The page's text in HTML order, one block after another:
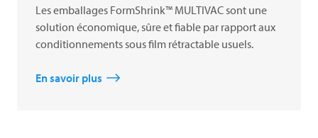
Les emballages FormShrink™ MULTIVAC sont une
solution économique, sûre et fiable par rapport aux
conditionnements sous film rétractable usuels.
En savoir plus